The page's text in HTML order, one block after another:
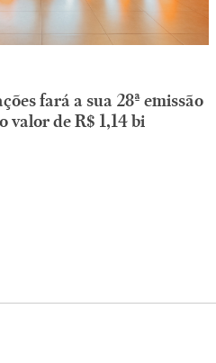
fará a sua 28ª emissão
valor de R$ 1,14 bi